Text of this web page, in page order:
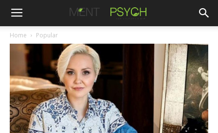
Home Popular